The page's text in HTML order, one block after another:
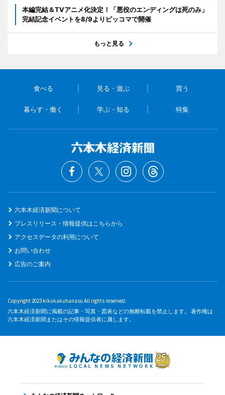
本編完結＆TVアニメ化決定！「悪役のエンディングは死のみ」
完結記念イベントを8/9よりピッコマで開催
もっと見る
食べる 見る・遊ぶ 買う
暮らす・働く 学ぶ・知る 特集
六本木経済新聞について
プレスリリース・情報提供はこちらから
アクセスデータの利用について
お問い合わせ
広告のご案内
Copyright 2023 kikukakuhanasu All rights reserved.
六本木経済新聞に掲載の記事・写真・図表などの無断転載を禁止します。 著作権は
六本木経済新聞またはその情報提供者に属します。